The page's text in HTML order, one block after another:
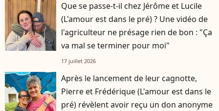
Que se passe-t-il chez Jérôme et Lucile
(L'amour est dans le pré) ? Une vidéo de
l'agriculteur ne présage rien de bon : "Ça
va mal se terminer pour moi"
17 juillet 2026
Après le lancement de leur cagnotte,
Pierre et Frédérique (L'amour est dans le
pré) révèlent avoir reçu un don anonyme